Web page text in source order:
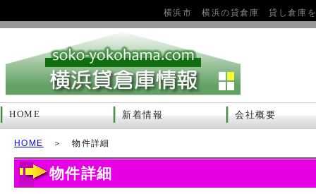
横浜市 横浜の貸倉庫 貸し倉庫
HOME 新着情報 会社概要
HOME ＞ 物件詳細
物件詳細